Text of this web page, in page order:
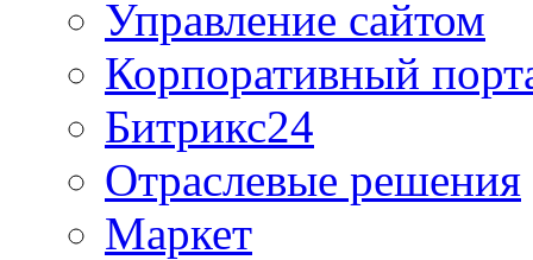
Управление сайтом
Корпоративный
Битрикс24
Отраслевые решения
Маркет